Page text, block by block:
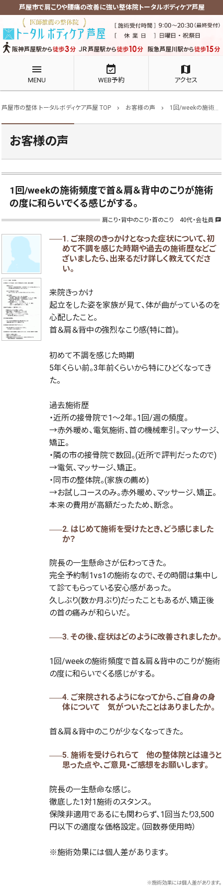
芦屋市で肩こりや腰痛の改善に強い整体院トータルボディケア芦屋
menu
MENU
event_available
WEB予約
map
アクセス
芦屋市の整体 トータルボディケア芦屋 TOP chevron_right お客様の声 chevron_right 1回/weekの施術頻度で首＆肩＆背中のこりが施術の度に和らいでくる感じがする。
お客様の声
1回/weekの施術頻度で首＆肩＆背中のこりが施術
の度に和らいでくる感じがする。
肩こり・背中のこり・首のこり 40代・会社員 chat
1. ご来院のきっかけとなった症状について、初
めて不調を感じた時期や過去の施術歴などご
ざいましたら、出来るだけ詳しく教えてくださ
い。
来院きっかけ
起立をした姿を家族が見て、体が曲がっているのを
心配したこと。
首＆肩＆背中の強烈なこり感(特に首)。
初めて不調を感じた時期
5年くらい前。3年前くらいから特にひどくなってき
た。
過去施術歴
・近所の接骨院で1～2年。1回/週の頻度。
→赤外暖め、電気施術、首の機械牽引。マッサージ、
矯正。
・隣の市の接骨院で数回。(近所で評判だったので)
→電気、マッサージ、矯正。
・同市の整体院。(家族の薦め)
→お試しコースのみ。赤外暖め、マッサージ、矯正。
本来の費用が高額だったため、断念。
2. はじめて施術を受けたとき、どう感じました
か？
院長の一生懸命さが伝わってきた。
完全予約制1vs1の施術なので、その時間は集中し
て診てもらっている安心感があった。
久しぶり(数か月ぶり)だったこともあるが、矯正後
の首の痛みが和らいだ。
3. その後、症状はどのように改善されましたか。
1回/weekの施術頻度で首＆肩＆背中のこりが施術
の度に和らいでくる感じがする。
4. ご来院されるようになってから、ご自身の身
体について 気がついたことはありましたか。
首＆肩＆背中のこりが少なくなってきた。
5. 施術を受けられらて 他の整体院とは違うと
思った点や、ご意見・ご感想をお願いします。
院長の一生懸命な感じ。
徹底した1対1施術のスタンス。
保険非適用であるにも関わらず、1回当たり3,500
円以下の適度な価格設定。（回数券使用時）
※施術効果には個人差があります。
※施術効果には個人差があります。